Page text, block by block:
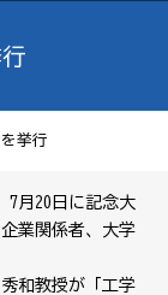
挙行
7月20日に記念大
業関係者、大学
和教授が「工学